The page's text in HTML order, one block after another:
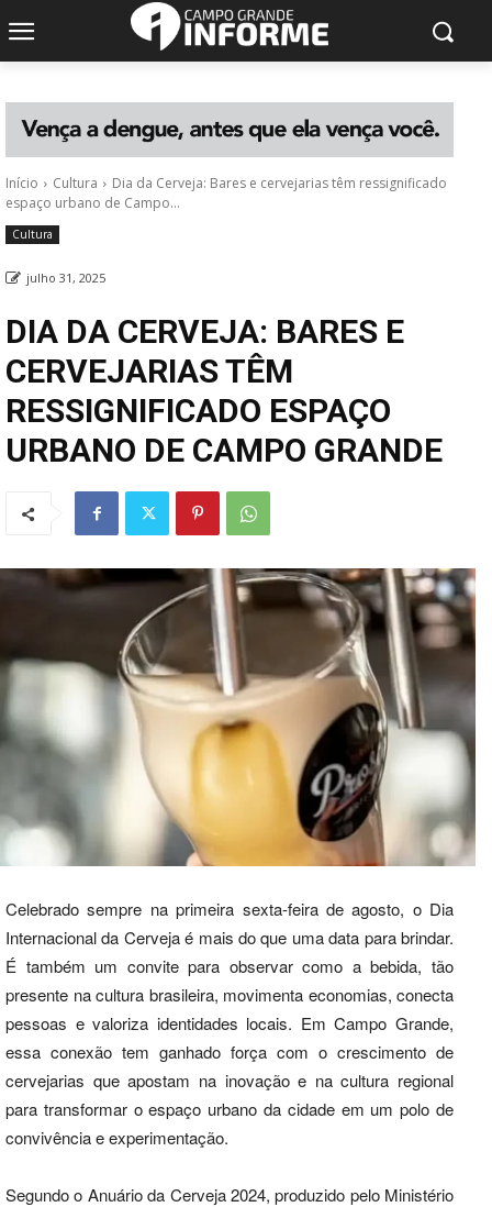
Início Cultura
Dia da Cerveja: Bares e cervejarias têm ressignificado
espaço urbano de Campo...
Cultura
julho 31, 2025
DIA DA CERVEJA: BARES E
CERVEJARIAS TÊM
RESSIGNIFICADO ESPAÇO
URBANO DE CAMPO GRANDE
Celebrado sempre na primeira sexta-feira de agosto, o Dia
Internacional da Cerveja é mais do que uma data para brindar.
É também um convite para observar como a bebida, tão
presente na cultura brasileira, movimenta economias, conecta
pessoas e valoriza identidades locais. Em Campo Grande,
essa conexão tem ganhado força com o crescimento de
cervejarias que apostam na inovação e na cultura regional
para transformar o espaço urbano da cidade em um polo de
convivência e experimentação.
Segundo o Anuário da Cerveja 2024, produzido pelo Ministério